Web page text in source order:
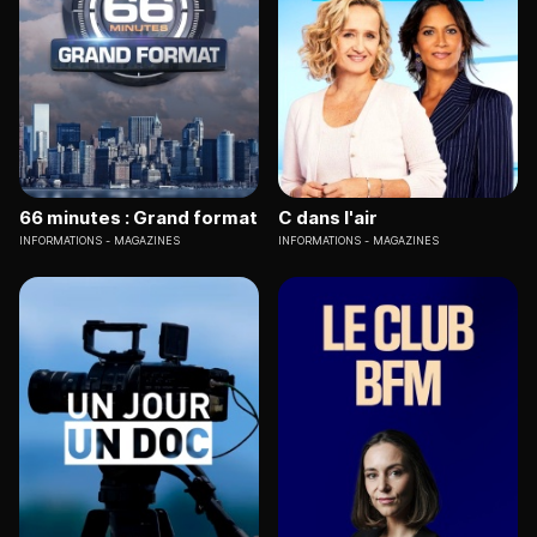
66 minutes : Grand format
INFORMATIONS MAGAZINES
C dans l'air
INFORMATIONS MAGAZINES